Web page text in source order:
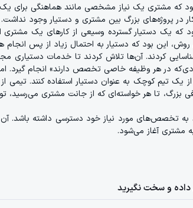
که مشتری یک نیاز مشخصی مانند هماهنگی برای
در پروژه‌های بزرگ بین مشتری و دستیار وجود نداشت.
که یک دستیار گسترده وسیعی از کارهای یک مشتری
روش، این بود که دستیار به احتمال زیاد از پس
کردند. آن‌ها تلاش کردند تا خدمات دستیاری
در هر وظیفه خاصی تخصص دارند» انجام گیرد.
یک تیم کوچک به عنوان دستیار استفاده کنند. تیمی
بزرگ، تا هر خواسته‌ای که از جانت مشتری
به تخصص‌های مورد نیاز خود دسترسی داشته باشد.
مشتری آغاز می‌شود.
داده و سخت نگیرید